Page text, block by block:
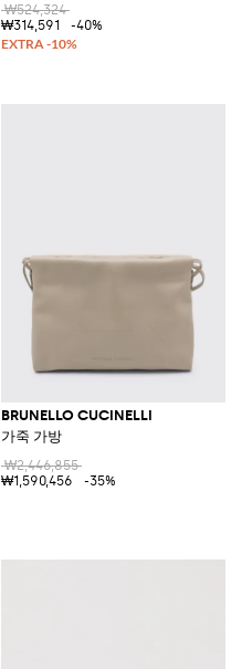
₩524,324
₩314,591
-40%
BRUNELLO CUCINELLI
가죽 가방
₩2,446,855
₩1,590,456
-35%